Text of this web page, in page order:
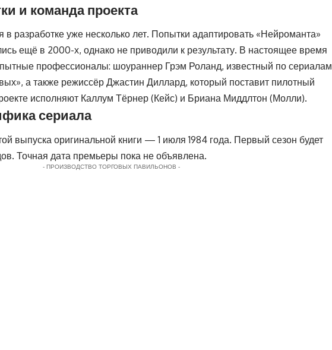
и команда проекта
в разработке уже несколько лет. Попытки адаптировать «Нейроманта»
ещё в 2000-х, однако не приводили к результату. В настоящее время
профессионалы: шоураннер Грэм Роланд, известный по сериалам
а также режиссёр Джастин Диллард, который поставит пилотный
исполняют Каллум Тёрнер (Кейс) и Бриана Миддлтон (Молли).
сериала
выпуска оригинальной книги — 1 июля 1984 года. Первый сезон будет
Точная дата премьеры пока не объявлена.
- ПРОИЗВОДСТВО ТОРГОВЫХ ПАВИЛЬОНОВ -